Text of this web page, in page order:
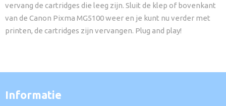
vervang de cartridges die leeg zijn. Sluit de klep of bovenkant
van de Canon Pixma MG5100 weer en je kunt nu verder met
printen, de cartridges zijn vervangen. Plug and play!
Informatie